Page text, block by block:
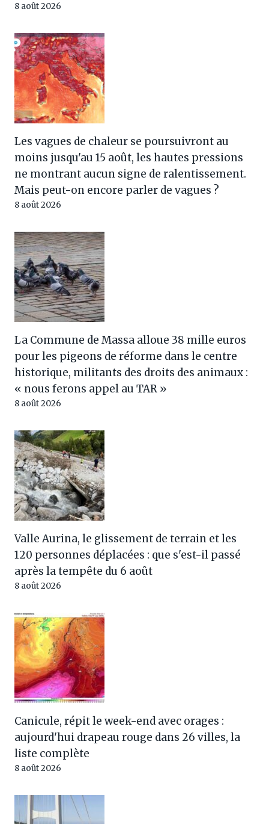
8 août 2026
Les vagues de chaleur se poursuivront au
moins jusqu'au 15 août, les hautes pressions
ne montrant aucun signe de ralentissement.
Mais peut-on encore parler de vagues ?
8 août 2026
La Commune de Massa alloue 38 mille euros
pour les pigeons de réforme dans le centre
historique, militants des droits des animaux :
« nous ferons appel au TAR »
8 août 2026
Valle Aurina, le glissement de terrain et les
120 personnes déplacées : que s'est-il passé
après la tempête du 6 août
8 août 2026
Canicule, répit le week-end avec orages :
aujourd'hui drapeau rouge dans 26 villes, la
liste complète
8 août 2026